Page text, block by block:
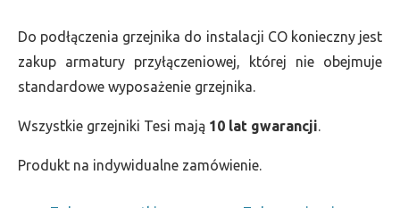
Do podłączenia grzejnika do instalacji CO konieczny jest
zakup armatury przyłączeniowej, której nie obejmuje
standardowe wyposażenie grzejnika.
Wszystkie grzejniki Tesi mają 10 lat gwarancji.
Produkt na indywidualne zamówienie.